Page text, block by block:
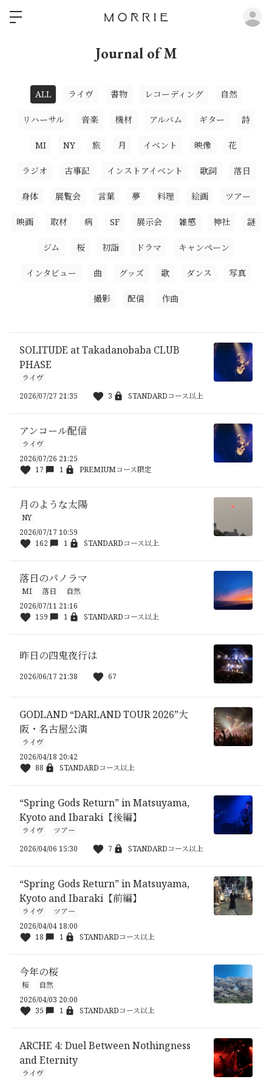
Journal of M
ALL ライヴ 書物 レコーディング 自然
リハーサル 音楽 機材 アルバム ギター 詩
MI NY 旅 月 イベント 映像 花
ラジオ 古事記 インストアイベント 歌詞 落日
身体 展覧会 言葉 夢 料理 絵画 ツアー
映画 取材 病 SF 展示会 雑感 神社 謎
ジム 桜 初詣 ドラマ キャンペーン
インタビュー 曲 グッズ 歌 ダンス 写真
撮影 配信 作曲
SOLITUDE at Takadanobaba CLUB
PHASE
ライヴ
2026/07/27 21:35
3 STANDARDコース以上
アンコール配信
ライヴ
2026/07/26 21:25
17
1 PREMIUMコース限定
月のような太陽
NY
2026/07/17 10:59
162
1 STANDARDコース以上
落日のパノラマ
MI 落日
自然
2026/07/11 21:16
159
1 STANDARDコース以上
昨日の四鬼夜行は
2026/06/17 21:38 67
GODLAND “DARLAND TOUR 2026”大
阪・名古屋公演
ライヴ
2026/04/18 20:42
88
STANDARDコース以上
“Spring Gods Return” in Matsuyama,
Kyoto and Ibaraki【後編】
ライヴ
ツアー
2026/04/06 15:30
7 STANDARDコース以上
“Spring Gods Return” in Matsuyama,
Kyoto and Ibaraki【前編】
ライヴ
ツアー
2026/04/04 18:00
18
1 STANDARDコース以上
今年の桜
桜
自然
2026/04/03 20:00
35
1 STANDARDコース以上
ARCHE 4: Duel Between Nothingness
and Eternity
ライヴ